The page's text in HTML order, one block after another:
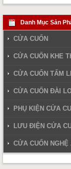
Danh Mục Sản
CỬA CUỐN
CỬA CUỐN KHE
CỬA CUỐN TẤM
CỬA CUỐN ĐÀI
PHỤ KIỆN CỬA
LƯU ĐIỆN CỬA
CỬA CUỐN NGHỆ